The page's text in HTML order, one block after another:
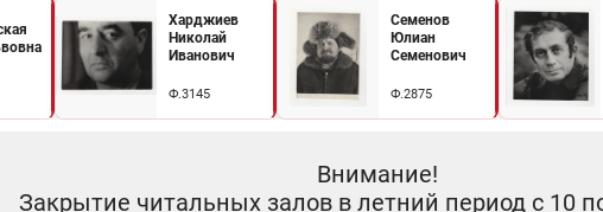
Харджиев
Николай
Иванович
Ф.3145
Семенов
Юлиан
Семенович
Ф.2875
Внимание!
Закрытие читальных залов в летний период с 10